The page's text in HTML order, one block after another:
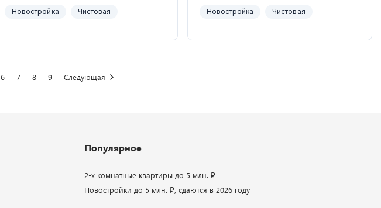
Новостройка Чистовая Новостройка Чистовая
6 7 8 9 Следующая
Популярное
2-х комнатные квартиры до 5 млн. ₽
Новостройки до 5 млн. ₽, сдаются в 2026 году